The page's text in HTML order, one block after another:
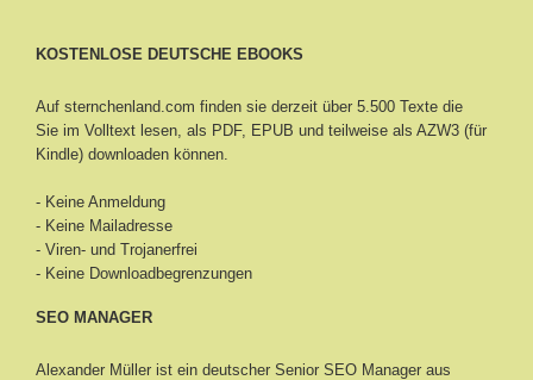
KOSTENLOSE DEUTSCHE EBOOKS
Auf sternchenland.com finden sie derzeit über 5.500 Texte die
Sie im Volltext lesen, als PDF, EPUB und teilweise als AZW3 (für
Kindle) downloaden können.
- Keine Anmeldung
- Keine Mailadresse
- Viren- und Trojanerfrei
- Keine Downloadbegrenzungen
SEO MANAGER
Alexander Müller ist ein deutscher Senior SEO Manager aus